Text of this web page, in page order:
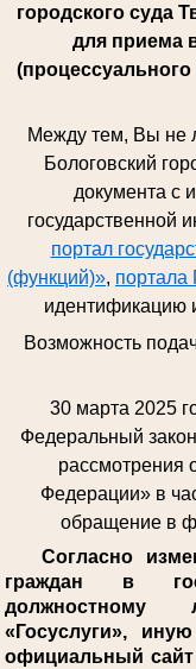
городского суда
для приема
(процессуального
Между тем, Вы не
Бологовский
документа с
государственной
портал
(функций)», портала
идентификацию
Возможность
30 марта 2025
Федеральный
рассмотрения
Федерации» в
обращение в
Согласно
граждан в
должностному
«Госуслуги»,
официальный сайт